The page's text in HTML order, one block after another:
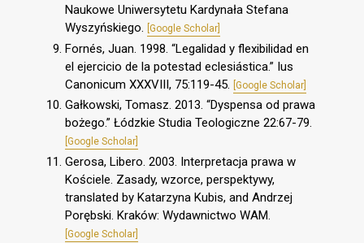
Naukowe Uniwersytetu Kardynała Stefana
Wyszyńskiego. [Google Scholar]
Fornés, Juan. 1998. “Legalidad y flexibilidad en
el ejercicio de la potestad eclesiástica.” Ius
Canonicum XXXVIII, 75:119-45.
[Google Scholar]
Gałkowski, Tomasz. 2013. “Dyspensa od prawa
bożego.” Łódzkie Studia Teologiczne 22:67-79.
[Google Scholar]
Gerosa, Libero. 2003. Interpretacja prawa w
Kościele. Zasady, wzorce, perspektywy,
translated by Katarzyna Kubis, and Andrzej
Porębski. Kraków: Wydawnictwo WAM.
[Google Scholar]